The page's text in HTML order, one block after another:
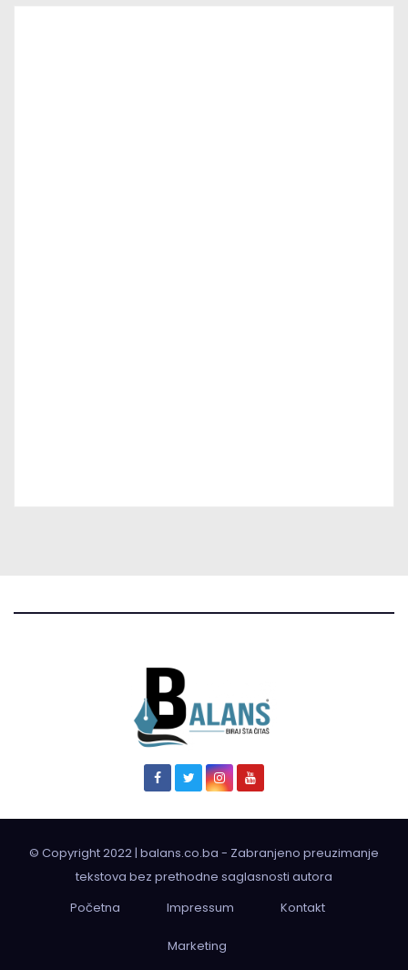
© Copyright 2022 | balans.co.ba - Zabranjeno preuzimanje
tekstova bez prethodne saglasnosti autora
Početna
Impressum Kontakt
Marketing